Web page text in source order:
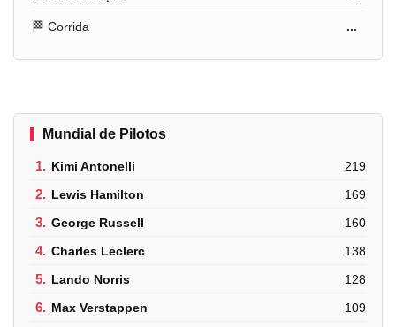
🏁 Corrida ...
Mundial de Pilotos
1. Kimi Antonelli 219
2. Lewis Hamilton 169
3. George Russell 160
4. Charles Leclerc 138
5. Lando Norris 128
6. Max Verstappen 109